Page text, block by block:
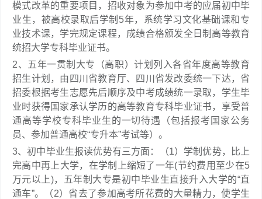
模式改革的重要项目，招收对象为参加中考的应届初中毕
业生，被高校录取后学制5年，系统学习文化基础课和专
业技术课，学完规定课程，成绩合格颁发全日制高等教育
统招大学专科毕业证书。
2、五年一贯制大专（高职）计划列入各省年度高等教育
招生计划，由四川省教育厅、四川省发改委统一下达，省
招委根据考生志愿先后顺序及中考成绩统一录取，学生毕
业时获得国家承认学历的高等教育专科毕业证书，享受普
通高等学校专科毕业生的一切待遇（包括报考国家公务
员、参加普通高校“专升本”考试等）。
3、初中毕业生报读优势有三方面：（1）学制优势，比上
完高中再上大学，在学制上缩短了一年(节约费用至少在5
万元以上)，五年制大专是初中毕业生直接升入大学的“直
通车”。（2）省去了参加高考所花费的大量精力，使学生